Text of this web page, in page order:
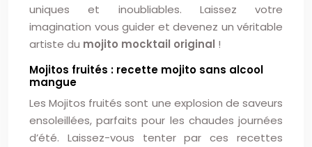
uniques et inoubliables. Laissez votre
imagination vous guider et devenez un véritable
artiste du mojito mocktail original !
Mojitos fruités : recette mojito sans alcool
mangue
Les Mojitos fruités sont une explosion de saveurs
ensoleillées, parfaits pour les chaudes journées
d’été. Laissez-vous tenter par ces recettes